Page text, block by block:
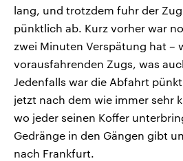
lang, und trotzdem fuhr der
pünktlich ab. Kurz vorher war
zwei Minuten Verspätung hat –
vorausfahrenden Zugs, was
Jedenfalls war die Abfahrt
jetzt nach dem wie immer sehr
wo jeder seinen Koffer
Gedränge in den Gängen gibt
nach Frankfurt.